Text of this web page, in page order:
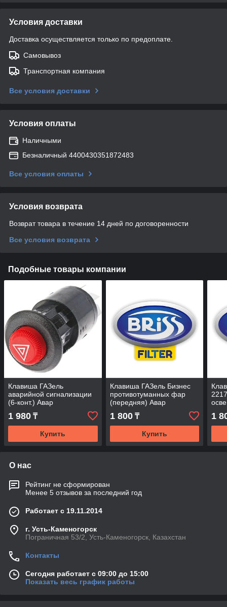
Условия доставки
Доставка осуществляется только по предоплате.
Самовывоз
Транспортная компания
Все условия доставки
Условия оплаты
Наличными
Безналичный 4400430351872483
Все условия оплаты
Условия возврата
Возврат товара в течение 14 дней по договоренности
Все условия возврата
Подобные товары компании
Клавиша ГАЗель
аварийной сигнализации
(6-конт.) Авар
1 980 ₸
Купить
Клавиша ГАЗель Бизнес
противотуманных фар
(передняя) Авар
1 800₸
Купить
1
О нас
Рейтинг не сформирован
Менее 5 отзывов за последний год
Работает с 19.11.2014
г. Усть-Каменогорск
Пограничная 53/2, Усть-Каменогорск, Казахстан
Контакты
Сегодня работает с 09:00 до 15:00
Показать весь график работы